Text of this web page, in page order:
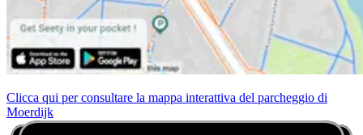
Clicca qui per consultare la mappa interattiva del parcheggio di
Moerdijk